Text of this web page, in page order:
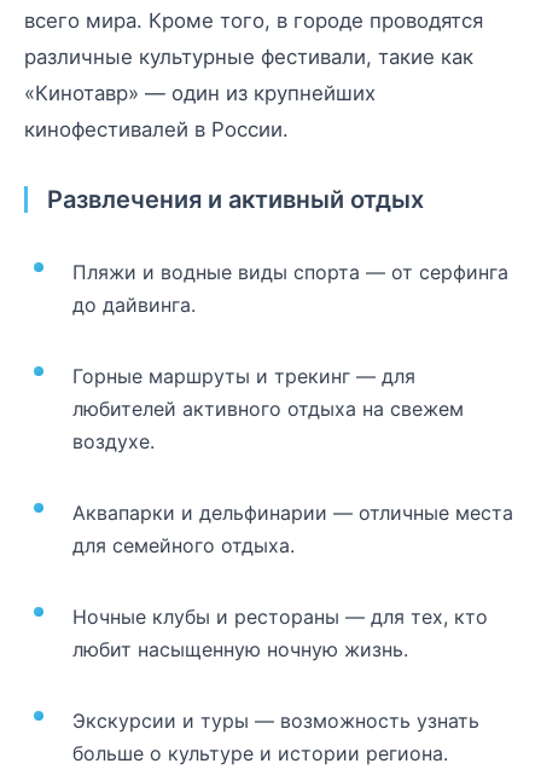
всего мира. Кроме того, в городе проводятся
различные культурные фестивали, такие как
«Кинотавр» — один из крупнейших
кинофестивалей в России.
Развлечения и активный отдых
Пляжи и водные виды спорта — от серфинга
до дайвинга.
Горные маршруты и трекинг — для
любителей активного отдыха на свежем
воздухе.
Аквапарки и дельфинарии — отличные места
для семейного отдыха.
Ночные клубы и рестораны — для тех, кто
любит насыщенную ночную жизнь.
Экскурсии и туры — возможность узнать
больше о культуре и истории региона.